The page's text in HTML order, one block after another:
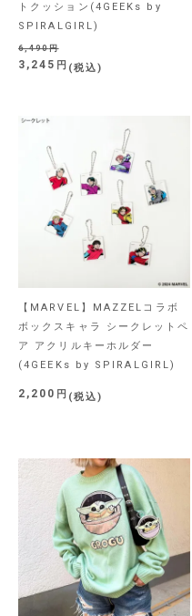
トクッション(4GEEKs by
SPIRALGIRL)
6,490
3,245 税込
【MARVEL】MAZZELコラボ
ボックスキャラ シークレットペ
ア アクリルキーホルダー
(4GEEKs by SPIRALGIRL)
2,200 税込